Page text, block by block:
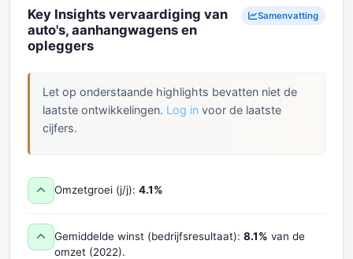
Key Insights vervaardiging van
auto's, aanhangwagens en
opleggers
Samenvatting
Let op onderstaande highlights bevatten niet de
laatste ontwikkelingen. Log in voor de laatste
cijfers.
Omzetgroei (j/j): 4.1%
Gemiddelde winst (bedrijfsresultaat): 8.1% van de
omzet (2022).